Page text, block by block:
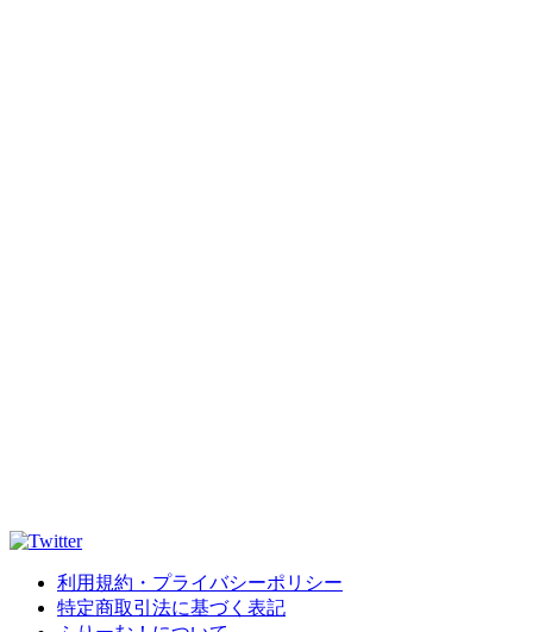
利用規約・プライバシーポリシー
特定商取引法に基づく表記